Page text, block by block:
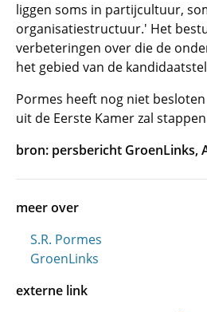
liggen soms in partijcultuur,
organisatiestructuur.' Het
verbeteringen over die de
het gebied van de
Pormes heeft nog niet
uit de Eerste Kamer zal
bron: persbericht GroenLinks,
meer over
S.R. Pormes
GroenLinks
externe link